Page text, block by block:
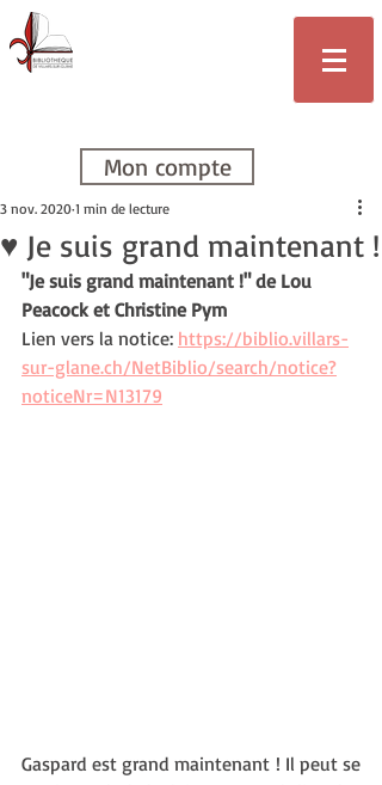
Mon compte
♥ Je suis grand maintenant !
3 nov. 2020 1 min de lecture
"Je suis grand maintenant !" de Lou
Peacock et Christine Pym
Lien vers la notice: https://biblio.villars-
sur-glane.ch/NetBiblio/search/notice?
noticeNr=N13179
Gaspard est grand maintenant ! Il peut se